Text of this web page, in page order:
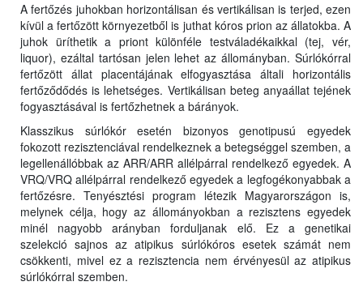
A fertőzés juhokban horizontálisan és vertikálisan is terjed, ezen
kívül a fertőzött környezetből is juthat kóros prion az állatokba. A
juhok üríthetik a priont különféle testváladékaikkal (tej, vér,
liquor), ezáltal tartósan jelen lehet az állományban. Súrlókórral
fertőzött állat placentájának elfogyasztása általi horizontális
fertőződődés is lehetséges. Vertikálisan beteg anyaállat tejének
fogyasztásával is fertőzhetnek a bárányok.
Klasszikus súrlókór esetén bizonyos genotipusú egyedek
fokozott rezisztenciával rendelkeznek a betegséggel szemben, a
legellenállóbbak az ARR/ARR allélpárral rendelkező egyedek. A
VRQ/VRQ allélpárral rendelkező egyedek a legfogékonyabbak a
fertőzésre. Tenyésztési program létezik Magyarországon is,
melynek célja, hogy az állományokban a rezisztens egyedek
minél nagyobb arányban forduljanak elő. Ez a genetikai
szelekció sajnos az atipikus súrlókóros esetek számát nem
csökkenti, mivel ez a rezisztencia nem érvényesül az atipikus
súrlókórral szemben.